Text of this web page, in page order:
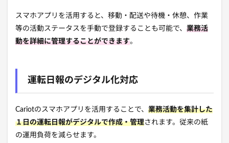
スマホアプリを活用すると、移動・配送や待機・休憩、作業
等の活動ステータスを手動で登録することも可能で、 業務活
動を詳細に管理することができます。
運転日報のデジタル化対応
Cariotのスマホアプリを活用することで、 業務活動を集計した
１日の運転日報がデジタルで作成・管理されます。従来の紙
の運用負荷を減らせます。